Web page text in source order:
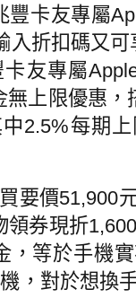
豐卡友專屬
入折扣碼又可
友專屬
無上限優惠，
2.5%每期
要價51,900
領券現折
，等於手機
，對於想換